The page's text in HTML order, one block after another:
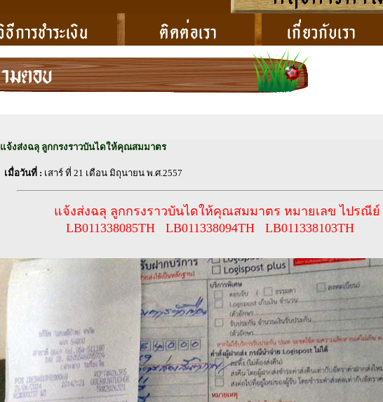
แจ้งส่งฉลุ ลูกกรงราวบันไดให้คุณสมมาตร
เมื่อวันที่ : เสาร์ ที่ 21 เดือน มิถุนายน พ.ศ.2557
แจ้งส่งฉลุ ลูกกรงราวบันไดให้คุณสมมาตร หมายเลข ไปรณีย์
LB011338085TH LB011338094TH LB011338103TH